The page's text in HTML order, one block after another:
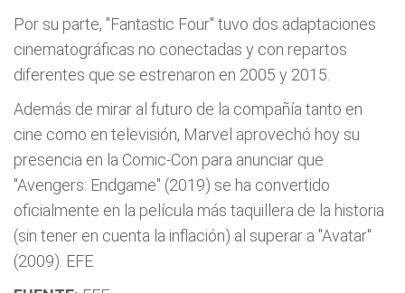
Por su parte, "Fantastic Four" tuvo dos adaptaciones
cinematográficas no conectadas y con repartos
diferentes que se estrenaron en 2005 y 2015.
Además de mirar al futuro de la compañía tanto en
cine como en televisión, Marvel aprovechó hoy su
presencia en la Comic-Con para anunciar que
"Avengers: Endgame" (2019) se ha convertido
oficialmente en la película más taquillera de la historia
(sin tener en cuenta la inflación) al superar a "Avatar"
(2009). EFE